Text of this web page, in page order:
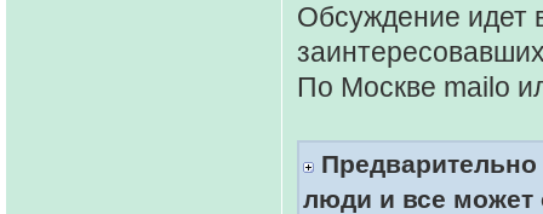
Обсуждение идет
По Москве mailo
люди и все может